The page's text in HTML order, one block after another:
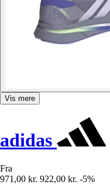
Vis mere
adidas
Fra
971,00 kr. 922,00 kr. -5%